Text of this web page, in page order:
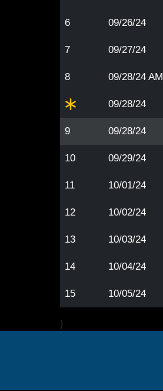
6 09/26/24
7 09/27/24
8 09/28/24 AM
09/28/24
9 09/28/24
10 09/29/24
11 10/01/24
12 10/02/24
13 10/03/24
14 10/04/24
15 10/05/24
}